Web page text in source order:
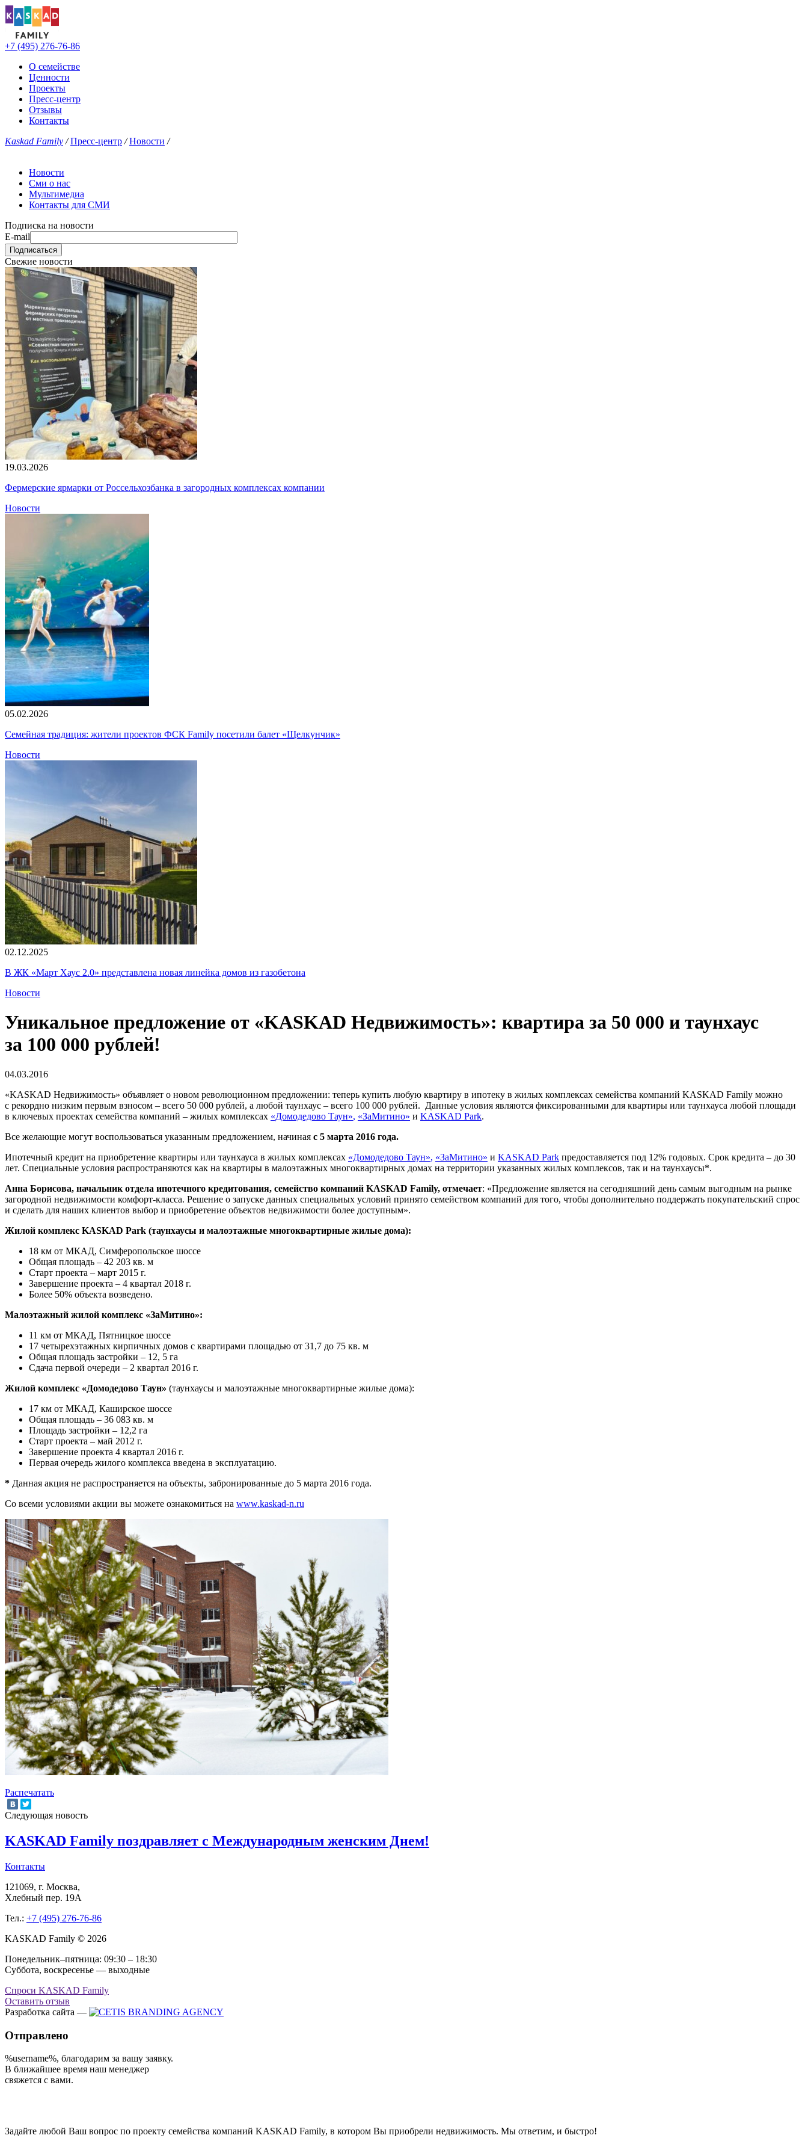
+7 (495) 276-76-86
О семействе
Ценности
Проекты
Пресс-центр
Отзывы
Контакты
Kaskad Family / Пресс-центр / Новости /
Новости
Сми о нас
Мультимедиа
Контакты для СМИ
Подписка на новости
E-mail
Свежие новости
19.03.2026
Фермерские ярмарки от Россельхозбанка в загородных комплексах компании
Новости
05.02.2026
Семейная традиция: жители проектов ФСК Family посетили балет «Щелкунчик»
Новости
02.12.2025
В ЖК «Март Хаус 2.0» представлена новая линейка домов из газобетона
Новости
Уникальное предложение от «KASKAD Недвижимость»: квартира за 50 000 и таунхаус
за 100 000 рублей!
04.03.2016
«KASKAD Недвижимость» объявляет о новом революционном предложении: теперь купить любую квартиру в ипотеку в жилых комплексах семейства компаний KASKAD Family можно
с рекордно низким первым взносом – всего 50 000 рублей, а любой таунхаус – всего 100 000 рублей. Данные условия являются фиксированными для квартиры или таунхауса любой площади
в ключевых проектах семейства компаний – жилых комплексах «Домодедово Таун», «ЗаМитино» и KASKAD Park.
Все желающие могут воспользоваться указанным предложением, начиная с 5 марта 2016 года.
Ипотечный кредит на приобретение квартиры или таунхауса в жилых комплексах «Домодедово Таун», «ЗаМитино» и KASKAD Park предоставляется под 12% годовых. Срок кредита – до 30
лет. Специальные условия распространяются как на квартиры в малоэтажных многоквартирных домах на территории указанных жилых комплексов, так и на таунхаусы*.
Анна Борисова, начальник отдела ипотечного кредитования, семейство компаний KASKAD Family, отмечает: «Предложение является на сегодняшний день самым выгодным на рынке
загородной недвижимости комфорт-класса. Решение о запуске данных специальных условий принято семейством компаний для того, чтобы дополнительно поддержать покупательский спрос
и сделать для наших клиентов выбор и приобретение объектов недвижимости более доступным».
Жилой комплекс KASKAD Park (таунхаусы и малоэтажные многоквартирные жилые дома):
18 км от МКАД, Симферопольское шоссе
Oбщая площадь – 42 203 кв. м
Старт проекта – март 2015 г.
Завершение проекта – 4 квартал 2018 г.
Более 50% объекта возведено.
Малоэтажный жилой комплекс «ЗаМитино»:
11 км от МКАД, Пятницкое шоссе
17 четырехэтажных кирпичных домов с квартирами площадью от 31,7 до 75 кв. м
Общая площадь застройки – 12, 5 га
Сдача первой очереди – 2 квартал 2016 г.
Жилой комплекс «Домодедово Таун» (таунхаусы и малоэтажные многоквартирные жилые дома):
17 км от МКАД, Каширское шоссе
Oбщая площадь – 36 083 кв. м
Площадь застройки – 12,2 га
Старт проекта – май 2012 г.
Завершение проекта 4 квартал 2016 г.
Первая очередь жилого комплекса введена в эксплуатацию.
* Данная акция не распространяется на объекты, забронированные до 5 марта 2016 года.
Со всеми условиями акции вы можете ознакомиться на www.kaskad-n.ru
Распечатать
Следующая новость
KASKAD Family поздравляет с Международным женским Днем!
Контакты
121069, г. Москва,
Хлебный пер. 19А
Тел.: +7 (495) 276-76-86
KASKAD Family © 2026
Понедельник–пятница: 09:30 – 18:30
Суббота, воскресенье — выходные
Спроси KASKAD Family
Оставить отзыв
Разработка сайта —
Отправлено
%username%, благодарим за вашу заявку.
В ближайшее время наш менеджер
свяжется с вами.
Задайте любой Ваш вопрос по проекту семейства компаний KASKAD Family, в котором Вы приобрели недвижимость. Мы ответим, и быстро!